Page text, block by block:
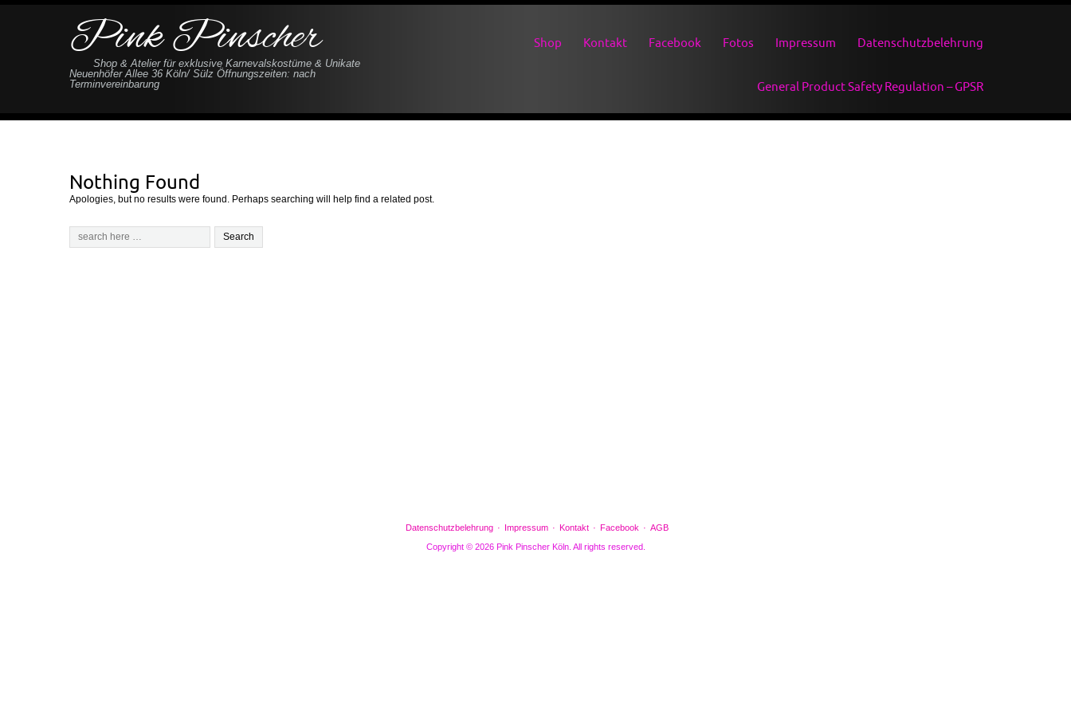
Pink Pinscher
Shop & Atelier für exklusive Karnevalskostüme & Unikate
Neuenhöfer Allee 36 Köln/ Sülz Öffnungszeiten: nach
Terminvereinbarung
Shop Kontakt Facebook Fotos Impressum Datenschutzbelehrung
General Product Safety Regulation – GPSR
Nothing Found
Apologies, but no results were found. Perhaps searching will help find a related post.
Datenschutzbelehrung Impressum Kontakt Facebook
AGB
Copyright © 2026 Pink Pinscher Köln. All rights reserved.